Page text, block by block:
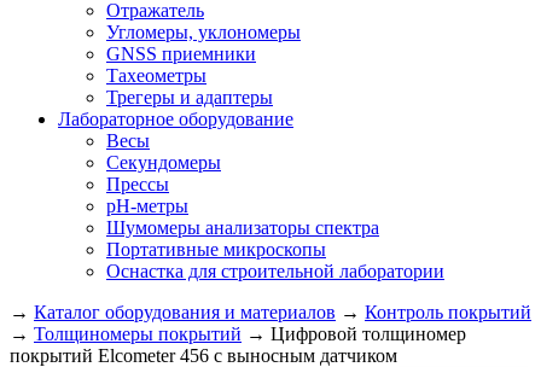
Отражатель
Угломеры, уклономеры
GNSS приемники
Тахеометры
Трегеры и адаптеры
Лабораторное оборудование
Весы
Секундомеры
Прессы
pH-метры
Шумомеры анализаторы спектра
Портативные микроскопы
Оснастка для строительной лаборатории
→ Каталог оборудования и материалов → Контроль покрытий
→ Толщиномеры покрытий → Цифровой толщиномер
покрытий Elcometer 456 с выносным датчиком